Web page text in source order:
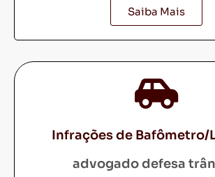
Saiba Mais
Infrações de Bafômetro/
advogado defesa